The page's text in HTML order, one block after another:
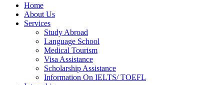
Home
About Us
Services
Study Abroad
Language School
Medical Tourism
Visa Assistance
Scholarship Assistance
Information On IELTS/ TOEFL